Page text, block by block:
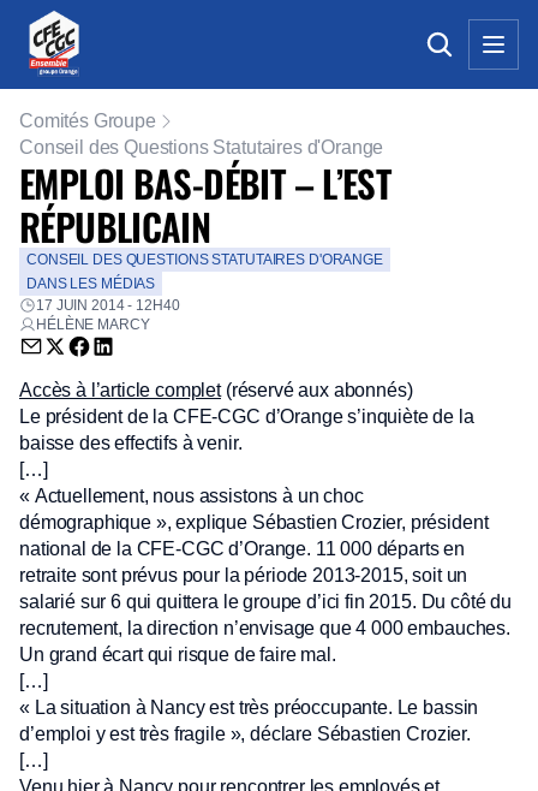
Comités Groupe
Conseil des Questions Statutaires d'Orange
EMPLOI BAS-DÉBIT – L’EST
RÉPUBLICAIN
CONSEIL DES QUESTIONS STATUTAIRES D'ORANGE
DANS LES MÉDIAS
17 JUIN 2014 - 12H40
HÉLÈNE MARCY
Envoyer par email (nouvelle fenêtre)
Partager sur Twitter (nouvelle fenêtre)
Partager sur Facebook (nouvelle fenêtre)
Partager sur LinkedIn (nouvelle fenêtre)
Accès à l’article complet(réservé aux abonnés)
Le président de la CFE-CGC d’Orange s’inquiète de la
baisse des effectifs à venir.
[…]
« Actuellement, nous assistons à un choc
démographique », explique Sébastien Crozier, président
national de la CFE-CGC d’Orange. 11 000 départs en
retraite sont prévus pour la période 2013-2015, soit un
salarié sur 6 qui quittera le groupe d’ici fin 2015. Du côté du
recrutement, la direction n’envisage que 4 000 embauches.
Un grand écart qui risque de faire mal.
[…]
« La situation à Nancy est très préoccupante. Le bassin
d’emploi y est très fragile », déclare Sébastien Crozier.
[…]
Venu hier à Nancy pour rencontrer les employés et